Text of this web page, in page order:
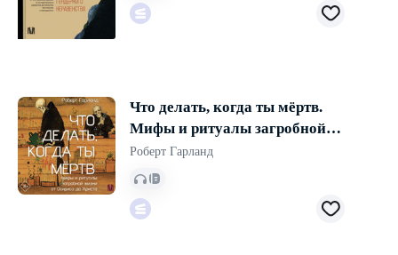
Что делать, когда ты мёртв.
Мифы и ритуалы загробной
жизни от Осириса до Христа
Роберт Гарланд